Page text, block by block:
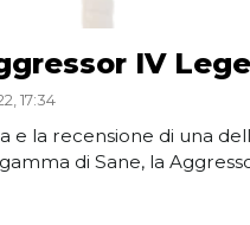
IV
17:34
e la recensione di una
di Sane, la